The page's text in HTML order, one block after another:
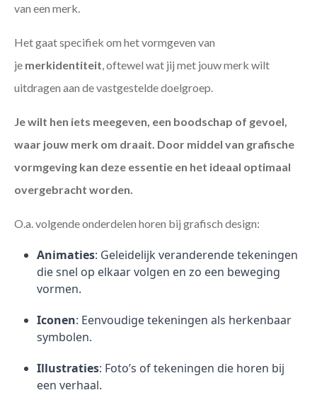
van een merk.
Het gaat specifiek om het vormgeven van
je merkidentiteit , oftewel wat jij met jouw merk wilt
uitdragen aan de vastgestelde doelgroep.
Je wilt hen iets meegeven, een boodschap of gevoel,
waar jouw merk om draait. Door middel van grafische
vormgeving kan deze essentie en het ideaal optimaal
overgebracht worden.
O.a. volgende onderdelen horen bij grafisch design:
Animaties: Geleidelijk veranderende tekeningen
die snel op elkaar volgen en zo een beweging
vormen.
Iconen: Eenvoudige tekeningen als herkenbaar
symbolen.
Illustraties: Foto’s of tekeningen die horen bij
een verhaal.